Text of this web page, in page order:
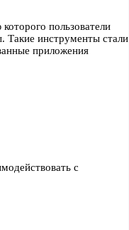
пользователи
Такие инструменты стали
приложения
с